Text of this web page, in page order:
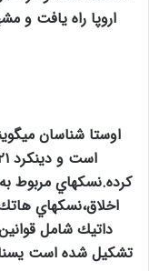
اروپا راه يافت و
كرده.نسكهاي مربوط
اخلاق،نسكهاي
داتيك شامل
تشكيل شده است